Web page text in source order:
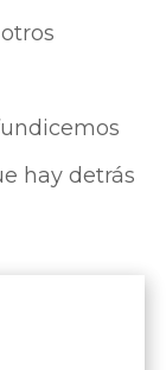
hay detrás